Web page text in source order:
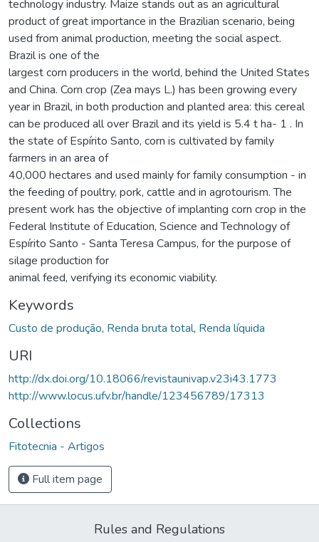
technology industry. Maize stands out as an agricultural
product of great importance in the Brazilian scenario, being
used from animal production, meeting the social aspect.
Brazil is one of the
largest corn producers in the world, behind the United States
and China. Corn crop (Zea mays L.) has been growing every
year in Brazil, in both production and planted area: this cereal
can be produced all over Brazil and its yield is 5.4 t ha- 1 . In
the state of Espírito Santo, corn is cultivated by family
farmers in an area of
40,000 hectares and used mainly for family consumption - in
the feeding of poultry, pork, cattle and in agrotourism. The
present work has the objective of implanting corn crop in the
Federal Institute of Education, Science and Technology of
Espírito Santo - Santa Teresa Campus, for the purpose of
silage production for
animal feed, verifying its economic viability.
Keywords
Custo de produção, Renda bruta total, Renda líquida
URI
http://dx.doi.org/10.18066/revistaunivap.v23i43.1773
http://www.locus.ufv.br/handle/123456789/17313
Collections
Fitotecnia - Artigos
Full item page
Rules and Regulations